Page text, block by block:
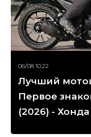
06/08 10:22
Лучший
Первое
(2026) -